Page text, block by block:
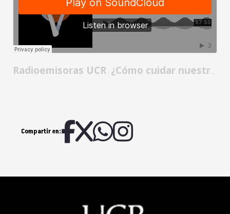
Radioemisoras UCR · ¿Cómo cuidar nuestra microbiota cotidianamente? 17/03/2026
Compartir en: